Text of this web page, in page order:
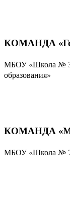
КОМАНДА
МБОУ «Школа №
образования»
КОМАНДА
МБОУ «Школа №